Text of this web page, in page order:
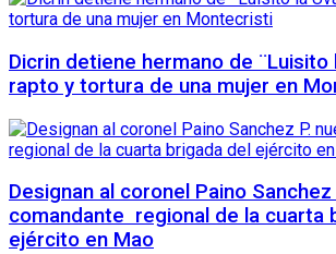
Dicrin detiene hermano de ¨Luisito
rapto y tortura de una mujer en
Designan al coronel Paino Sanchez
comandante regional de la cuarta
ejército en Mao